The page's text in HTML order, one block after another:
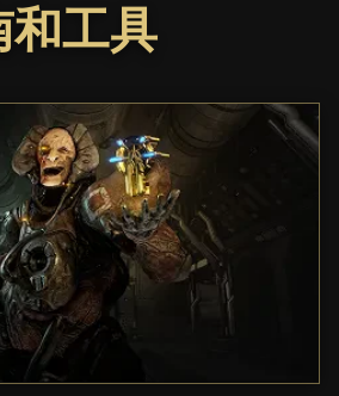
和工具